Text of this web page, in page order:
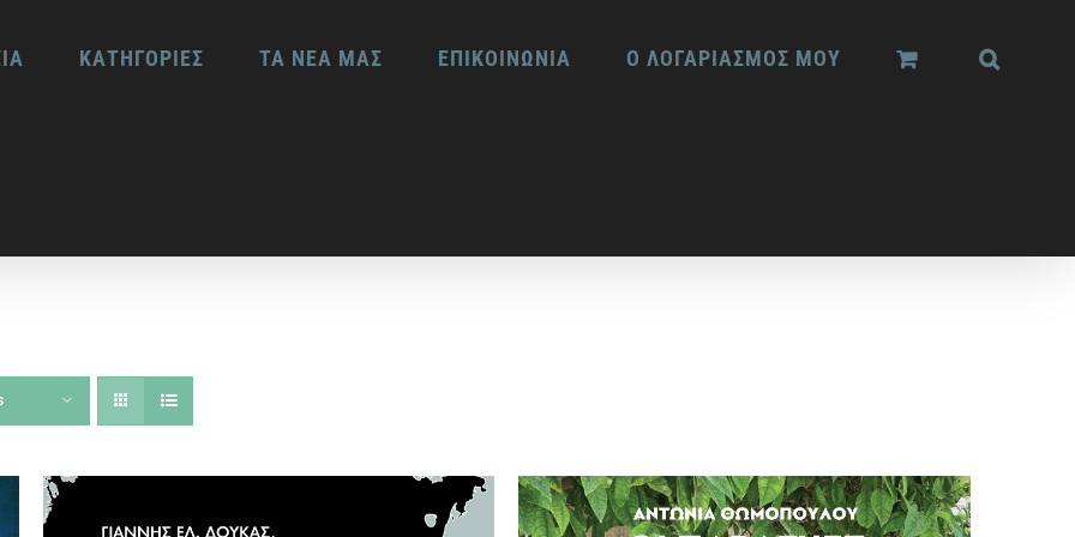
ΚΑΤΗΓΟΡΙΕΣ ΤΑ ΝΕΑ ΜΑΣ ΕΠΙΚΟΙΝΩΝΙΑ Ο ΛΟΓΑΡΙΑΣΜΟΣ ΜΟΥ